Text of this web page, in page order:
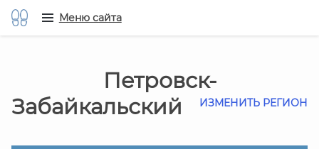
Меню сайта
Петровск-
Забайкальский
ИЗМЕНИТЬ РЕГИОН